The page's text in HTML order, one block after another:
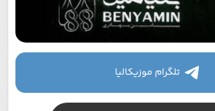
تلگرام موزیکالیا